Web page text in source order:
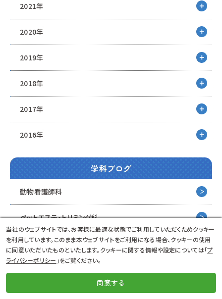
2021年
2020年
2019年
2018年
2017年
2016年
学科ブログ
動物看護師科
ペットエステ・トリミング科
ドッグ・ウェルネス&ツーリズム科
個別相談 LINE
当社のウェブサイトでは、お客様に最適な状態でご利用していただくためクッキー
を利用しています。このまま本ウェブサイトをご利用になる場合、クッキーの使用
に同意いただいたものといたします。クッキーに関する情報や設定については「プ
ライバシーポリシー 」をご覧ください。
同意する